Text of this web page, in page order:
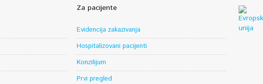
Za pacijente
Evidencija zakazivanja
Hospitalizovani pacijenti
Konzilijum
Prvi pregled